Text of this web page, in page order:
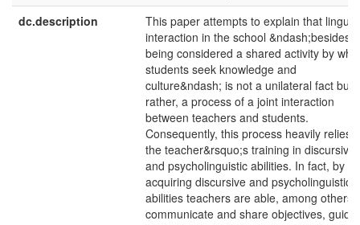
dc.description
This paper attempts to explain that
interaction in the school &ndash;besides
being considered a shared activity by
students seek knowledge and
culture&ndash; is not a unilateral fact but
rather, a process of a joint interaction
between teachers and students.
Consequently, this process heavily relies
the teacher&rsquo;s training in discursive
and psycholinguistic abilities. In fact, by
acquiring discursive and psycholinguistic
abilities teachers are able, among others,
communicate and share objectives, guide